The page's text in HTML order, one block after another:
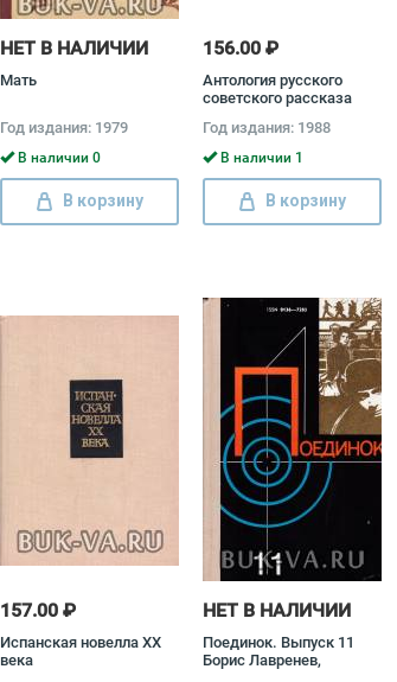
НЕТ В НАЛИЧИИ
Мать
Год издания: 1979
В наличии 0
В корзину
156.00 ₽
Антология русского
советского рассказа
Год издания: 1988
В наличии 1
В корзину
157.00 ₽
Испанская новелла XX
века
НЕТ В НАЛИЧИИ
Поединок. Выпуск 11
Борис Лавренев,